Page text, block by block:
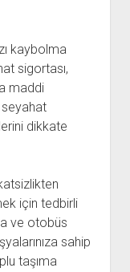
kaybolma
sigortası,
maddi
seyahat
dikkate
için tedbirli
ve otobüs
sahip
taşıma